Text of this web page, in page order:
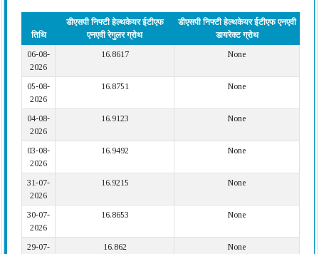
तिथि
डीएसपी निफ्टी हेल्थकेयर ईटीएफ
एनएवी रेगुलर ग्रोथ
डीएसपी निफ्टी हेल्थकेयर ईटीएफ एनएवी
डायरेक्ट ग्रोथ
06-08-
2026
16.8617 None
05-08-
2026
16.8751 None
04-08-
2026
16.9123 None
03-08-
2026
16.9492 None
31-07-
2026
16.9215 None
30-07-
2026
16.8653 None
29-07-
16.862 None